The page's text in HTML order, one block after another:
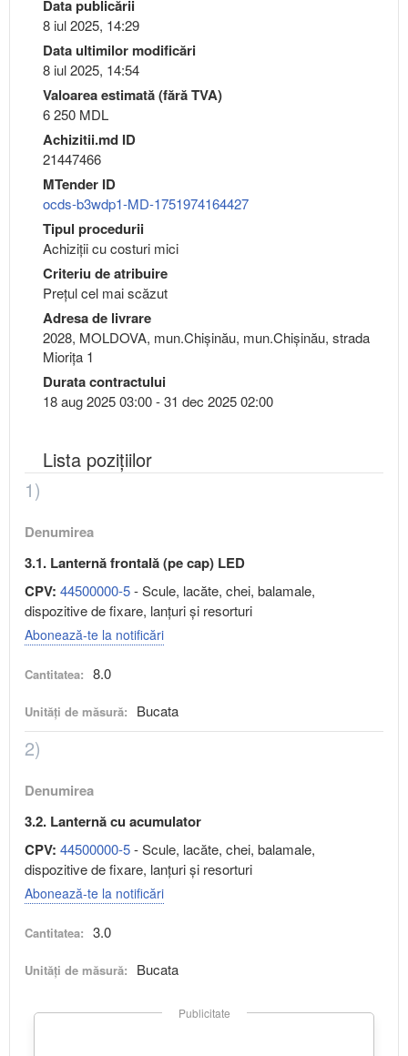
Data publicării
8 iul 2025, 14:29
Data ultimilor modificări
8 iul 2025, 14:54
Valoarea estimată (fără TVA)
6 250 MDL
Achizitii.md ID
21447466
MTender ID
ocds-b3wdp1-MD-1751974164427
Tipul procedurii
Achiziții cu costuri mici
Criteriu de atribuire
Preţul cel mai scăzut
Adresa de livrare
2028, MOLDOVA, mun.Chişinău, mun.Chişinău, strada
Miorița 1
Durata contractului
18 aug 2025 03:00 - 31 dec 2025 02:00
Lista pozițiilor
1)
Denumirea
3.1. Lanternă frontală (pe cap) LED
CPV: 44500000-5- Scule, lacăte, chei, balamale,
dispozitive de fixare, lanţuri şi resorturi
Abonează-te la notificări
Cantitatea: 8.0
Unități de măsură: Bucata
2)
Denumirea
3.2. Lanternă cu acumulator
CPV: 44500000-5- Scule, lacăte, chei, balamale,
dispozitive de fixare, lanţuri şi resorturi
Abonează-te la notificări
Cantitatea: 3.0
Unități de măsură: Bucata
Publicitate